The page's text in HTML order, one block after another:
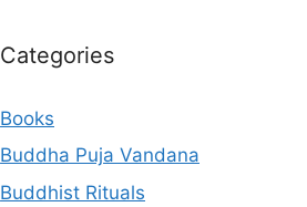
Categories
Books
Buddha Puja Vandana
Buddhist Rituals